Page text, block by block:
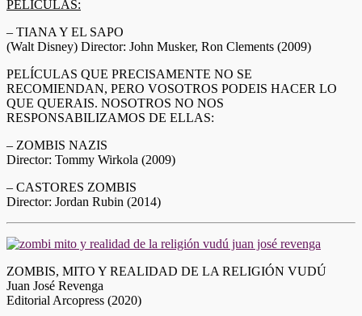
PELÍCULAS:
– TIANA Y EL SAPO
(Walt Disney) Director: John Musker, Ron Clements (2009)
PELÍCULAS QUE PRECISAMENTE NO SE
RECOMIENDAN, PERO VOSOTROS PODEIS HACER LO
QUE QUERAIS. NOSOTROS NO NOS
RESPONSABILIZAMOS DE ELLAS:
– ZOMBIS NAZIS
Director: Tommy Wirkola (2009)
– CASTORES ZOMBIS
Director: Jordan Rubin (2014)
ZOMBIS, MITO Y REALIDAD DE LA RELIGIÓN VUDÚ
Juan José Revenga
Editorial Arcopress (2020)